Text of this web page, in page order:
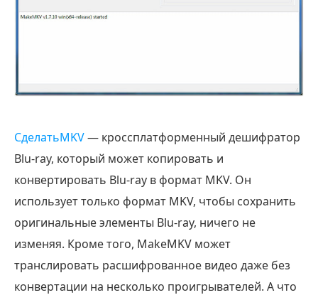
СделатьMKV— кроссплатформенный дешифратор
Blu-ray, который может копировать и
конвертировать Blu-ray в формат MKV. Он
использует только формат MKV, чтобы сохранить
оригинальные элементы Blu-ray, ничего не
изменяя. Кроме того, MakeMKV может
транслировать расшифрованное видео даже без
конвертации на несколько проигрывателей. А что